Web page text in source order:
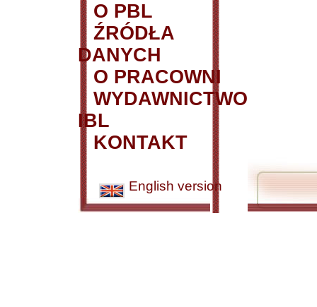
O PBL
ŹRÓDŁA
DANYCH
O PRACOWNI
WYDAWNICTWO
IBL
KONTAKT
English version